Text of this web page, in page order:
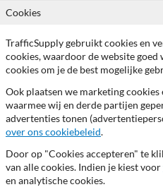
Cookies
TrafficSupply gebruikt cookies en
cookies, waardoor de website
cookies om je de best mogelijke
Ook plaatsen we marketing
waarmee wij en derde partijen
advertenties tonen
over ons cookiebeleid.
Door op "Cookies accepteren" te
van alle cookies. Indien je kiest voor
en analytische cookies.